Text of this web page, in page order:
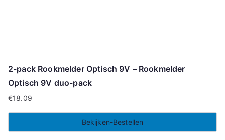
2-pack Rookmelder Optisch 9V – Rookmelder
Optisch 9V duo-pack
€18.09
Bekijken-Bestellen